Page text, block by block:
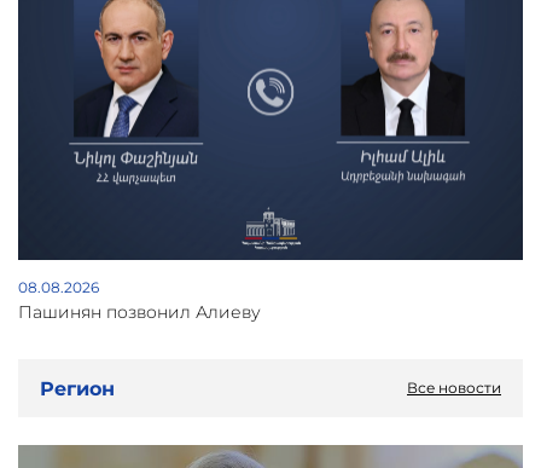
08.08.2026
Пашинян позвонил Алиеву
Регион Все новости